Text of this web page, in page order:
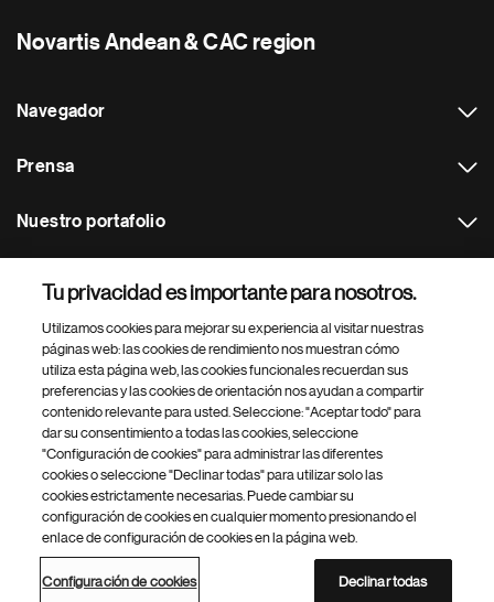
Novartis Andean & CAC region
Navegador
Prensa
Nuestro portafolio
Footer Site Search
inferior
del
© 2026 Novartis AG
Política de privacidad Términos de uso
Accesibilidad
Configuración de cookies
Mapa del sitio
Tu privacidad es importante para nosotros.
Utilizamos cookies para mejorar su experiencia al visitar nuestras
páginas web: las cookies de rendimiento nos muestran cómo
utiliza esta página web, las cookies funcionales recuerdan sus
preferencias y las cookies de orientación nos ayudan a compartir
contenido relevante para usted. Seleccione: "Aceptar todo" para
dar su consentimiento a todas las cookies, seleccione
"Configuración de cookies" para administrar las diferentes
cookies o seleccione "Declinar todas" para utilizar solo las
cookies estrictamente necesarias. Puede cambiar su
configuración de cookies en cualquier momento presionando el
enlace de configuración de cookies en la página web.
Configuración de cookies Declinar todas